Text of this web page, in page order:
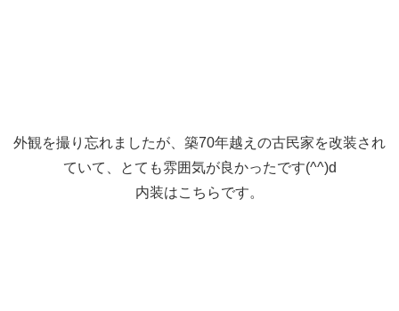
外観を撮り忘れましたが、築70年越えの古民家を改装され
ていて、とても雰囲気が良かったです(^^)d
内装はこちらです。